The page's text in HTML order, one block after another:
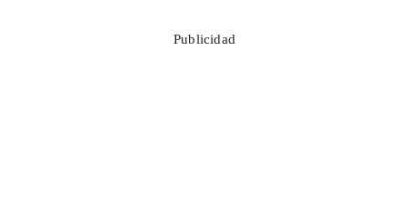
Publicidad